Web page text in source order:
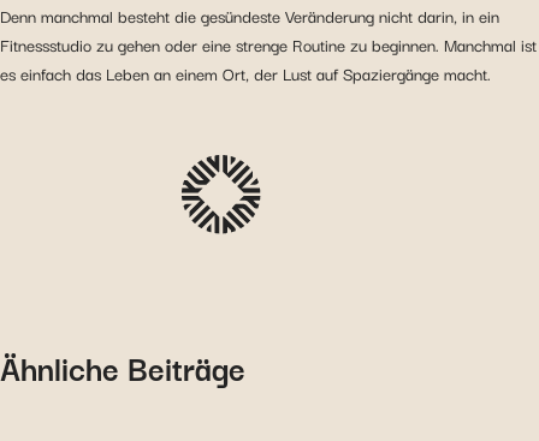
Denn manchmal besteht die gesündeste Veränderung nicht darin, in ein
Fitnessstudio zu gehen oder eine strenge Routine zu beginnen. Manchmal ist
es einfach das Leben an einem Ort, der Lust auf Spaziergänge macht.
Ähnliche Beiträge